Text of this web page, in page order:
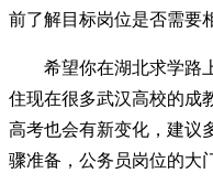
前了解目标岗位是否需要
希望你在湖北求学路
住现在很多武汉高校的成
高考也会有新变化，建议
骤准备，公务员岗位的大